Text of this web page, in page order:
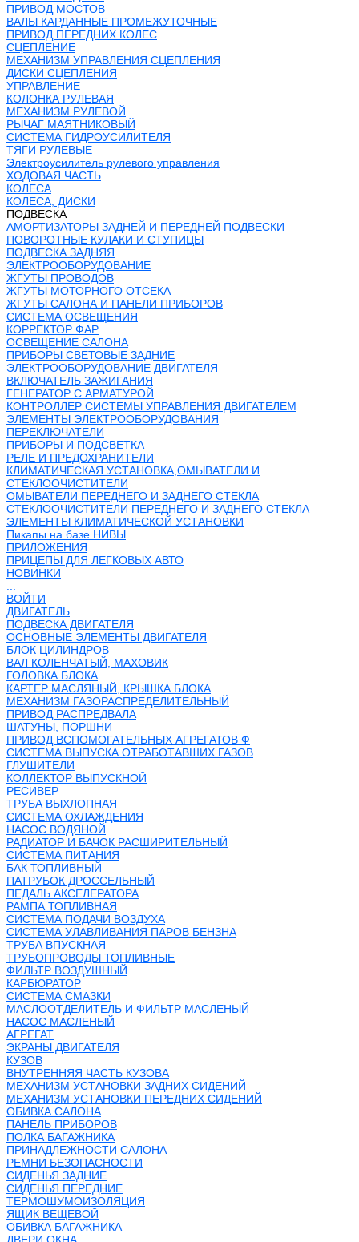
ПРИВОД МОСТОВ
ВАЛЫ КАРДАННЫЕ ПРОМЕЖУТОЧНЫЕ
ПРИВОД ПЕРЕДНИХ КОЛЕС
СЦЕПЛЕНИЕ
МЕХАНИЗМ УПРАВЛЕНИЯ СЦЕПЛЕНИЯ
ДИСКИ СЦЕПЛЕНИЯ
УПРАВЛЕНИЕ
КОЛОНКА РУЛЕВАЯ
МЕХАНИЗМ РУЛЕВОЙ
РЫЧАГ МАЯТНИКОВЫЙ
СИСТЕМА ГИДРОУСИЛИТЕЛЯ
ТЯГИ РУЛЕВЫЕ
Электроусилитель рулевого управления
ХОДОВАЯ ЧАСТЬ
КОЛЕСА
КОЛЕСА, ДИСКИ
ПОДВЕСКА
АМОРТИЗАТОРЫ ЗАДНЕЙ И ПЕРЕДНЕЙ ПОДВЕСКИ
ПОВОРОТНЫЕ КУЛАКИ И СТУПИЦЫ
ПОДВЕСКА ЗАДНЯЯ
ЭЛЕКТРООБОРУДОВАНИЕ
ЖГУТЫ ПРОВОДОВ
ЖГУТЫ МОТОРНОГО ОТСЕКА
ЖГУТЫ САЛОНА И ПАНЕЛИ ПРИБОРОВ
СИСТЕМА ОСВЕЩЕНИЯ
КОРРЕКТОР ФАР
ОСВЕЩЕНИЕ САЛОНА
ПРИБОРЫ СВЕТОВЫЕ ЗАДНИЕ
ЭЛЕКТРООБОРУДОВАНИЕ ДВИГАТЕЛЯ
ВКЛЮЧАТЕЛЬ ЗАЖИГАНИЯ
ГЕНЕРАТОР С АРМАТУРОЙ
КОНТРОЛЛЕР СИСТЕМЫ УПРАВЛЕНИЯ ДВИГАТЕЛЕМ
ЭЛЕМЕНТЫ ЭЛЕКТРООБОРУДОВАНИЯ
ПЕРЕКЛЮЧАТЕЛИ
ПРИБОРЫ И ПОДСВЕТКА
РЕЛЕ И ПРЕДОХРАНИТЕЛИ
КЛИМАТИЧЕСКАЯ УСТАНОВКА,ОМЫВАТЕЛИ И
СТЕКЛООЧИСТИТЕЛИ
ОМЫВАТЕЛИ ПЕРЕДНЕГО И ЗАДНЕГО СТЕКЛА
СТЕКЛООЧИСТИТЕЛИ ПЕРЕДНЕГО И ЗАДНЕГО СТЕКЛА
ЭЛЕМЕНТЫ КЛИМАТИЧЕСКОЙ УСТАНОВКИ
Пикапы на базе НИВЫ
ПРИЛОЖЕНИЯ
ПРИЦЕПЫ ДЛЯ ЛЕГКОВЫХ АВТО
НОВИНКИ
ВОЙТИ
ДВИГАТЕЛЬ
ПОДВЕСКА ДВИГАТЕЛЯ
ОСНОВНЫЕ ЭЛЕМЕНТЫ ДВИГАТЕЛЯ
БЛОК ЦИЛИНДРОВ
ВАЛ КОЛЕНЧАТЫЙ, МАХОВИК
ГОЛОВКА БЛОКА
КАРТЕР МАСЛЯНЫЙ, КРЫШКА БЛОКА
МЕХАНИЗМ ГАЗОРАСПРЕДЕЛИТЕЛЬНЫЙ
ПРИВОД РАСПРЕДВАЛА
ШАТУНЫ, ПОРШНИ
ПРИВОД ВСПОМОГАТЕЛЬНЫХ АГРЕГАТОВ Ф
СИСТЕМА ВЫПУСКА ОТРАБОТАВШИХ ГАЗОВ
ГЛУШИТЕЛИ
КОЛЛЕКТОР ВЫПУСКНОЙ
РЕСИВЕР
ТРУБА ВЫХЛОПНАЯ
СИСТЕМА ОХЛАЖДЕНИЯ
НАСОС ВОДЯНОЙ
РАДИАТОР И БАЧОК РАСШИРИТЕЛЬНЫЙ
СИСТЕМА ПИТАНИЯ
БАК ТОПЛИВНЫЙ
ПАТРУБОК ДРОССЕЛЬНЫЙ
ПЕДАЛЬ АКСЕЛЕРАТОРА
РАМПА ТОПЛИВНАЯ
СИСТЕМА ПОДАЧИ ВОЗДУХА
СИСТЕМА УЛАВЛИВАНИЯ ПАРОВ БЕНЗНА
ТРУБА ВПУСКНАЯ
ТРУБОПРОВОДЫ ТОПЛИВНЫЕ
ФИЛЬТР ВОЗДУШНЫЙ
КАРБЮРАТОР
СИСТЕМА СМАЗКИ
МАСЛООТДЕЛИТЕЛЬ И ФИЛЬТР МАСЛЕНЫЙ
НАСОС МАСЛЕНЫЙ
АГРЕГАТ
ЭКРАНЫ ДВИГАТЕЛЯ
КУЗОВ
ВНУТРЕННЯЯ ЧАСТЬ КУЗОВА
МЕХАНИЗМ УСТАНОВКИ ЗАДНИХ СИДЕНИЙ
МЕХАНИЗМ УСТАНОВКИ ПЕРЕДНИХ СИДЕНИЙ
ОБИВКА САЛОНА
ПАНЕЛЬ ПРИБОРОВ
ПОЛКА БАГАЖНИКА
ПРИНАДЛЕЖНОСТИ САЛОНА
РЕМНИ БЕЗОПАСНОСТИ
СИДЕНЬЯ ЗАДНИЕ
СИДЕНЬЯ ПЕРЕДНИЕ
ТЕРМОШУМОИЗОЛЯЦИЯ
ЯЩИК ВЕЩЕВОЙ
ОБИВКА БАГАЖНИКА